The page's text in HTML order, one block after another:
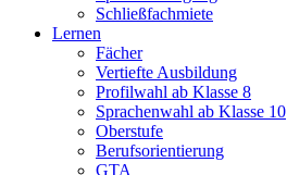
Schließfachmiete
Lernen
Fächer
Vertiefte Ausbildung
Profilwahl ab Klasse 8
Sprachenwahl ab Klasse 10
Oberstufe
Berufsorientierung
GTA